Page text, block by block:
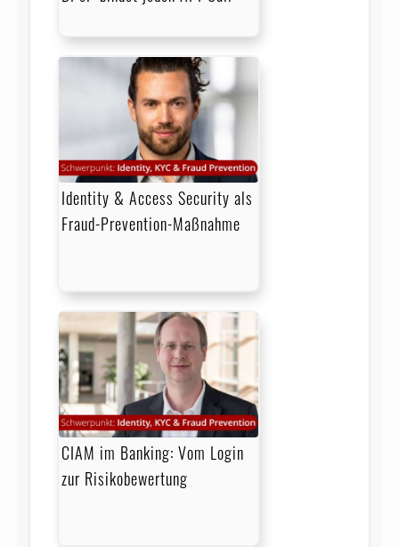
Identity & Access Security als
Fraud-Prevention-Maßnahme
CIAM im Banking: Vom Login
zur Risikobewertung